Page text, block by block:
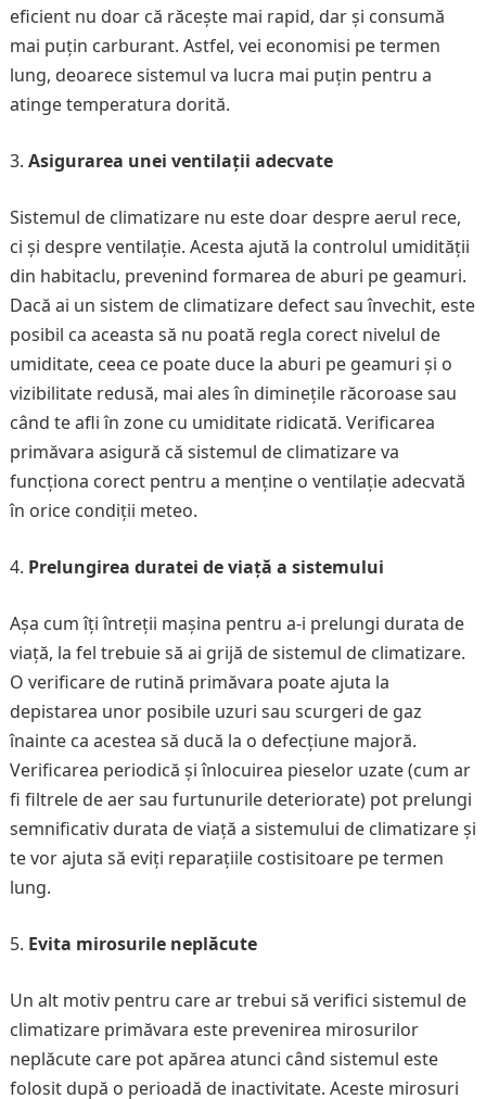
eficient nu doar că răcește mai rapid, dar și consumă
mai puțin carburant. Astfel, vei economisi pe termen
lung, deoarece sistemul va lucra mai puțin pentru a
atinge temperatura dorită.
Asigurarea unei ventilații adecvate
Sistemul de climatizare nu este doar despre aerul rece,
ci și despre ventilație. Acesta ajută la controlul umidității
din habitaclu, prevenind formarea de aburi pe geamuri.
Dacă ai un sistem de climatizare defect sau învechit, este
posibil ca aceasta să nu poată regla corect nivelul de
umiditate, ceea ce poate duce la aburi pe geamuri și o
vizibilitate redusă, mai ales în diminețile răcoroase sau
când te afli în zone cu umiditate ridicată. Verificarea
primăvara asigură că sistemul de climatizare va
funcționa corect pentru a menține o ventilație adecvată
în orice condiții meteo.
Prelungirea duratei de viață a sistemului
Așa cum îți întreții mașina pentru a-i prelungi durata de
viață, la fel trebuie să ai grijă de sistemul de climatizare.
O verificare de rutină primăvara poate ajuta la
depistarea unor posibile uzuri sau scurgeri de gaz
înainte ca acestea să ducă la o defecțiune majoră.
Verificarea periodică și înlocuirea pieselor uzate (cum ar
fi filtrele de aer sau furtunurile deteriorate) pot prelungi
semnificativ durata de viață a sistemului de climatizare și
te vor ajuta să eviți reparațiile costisitoare pe termen
lung.
Evita mirosurile neplăcute
Un alt motiv pentru care ar trebui să verifici sistemul de
climatizare primăvara este prevenirea mirosurilor
neplăcute care pot apărea atunci când sistemul este
folosit după o perioadă de inactivitate. Aceste mirosuri